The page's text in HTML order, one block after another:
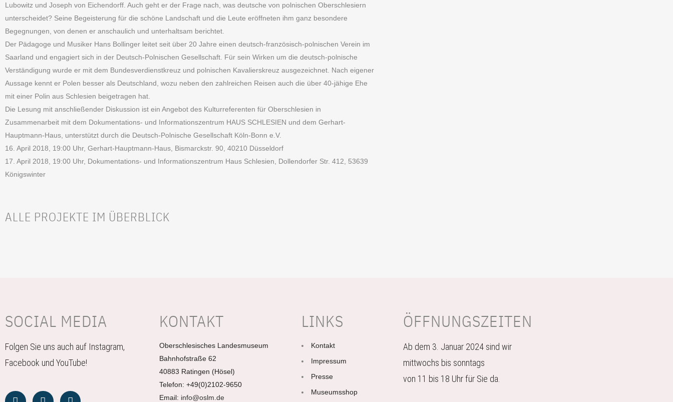
Lubowitz und Joseph von Eichendorff. Auch geht er der Frage nach, was deutsche von polnischen Oberschlesiern
unterscheidet? Seine Begeisterung für die schöne Landschaft und die Leute eröffneten ihm ganz besondere
Begegnungen, von denen er anschaulich und unterhaltsam berichtet.
Der Pädagoge und Musiker Hans Bollinger leitet seit über 20 Jahre einen deutsch-französisch-polnischen Verein im
Saarland und engagiert sich in der Deutsch-Polnischen Gesellschaft. Für sein Wirken um die deutsch-polnische
Verständigung wurde er mit dem Bundesverdienstkreuz und polnischen Kavalierskreuz ausgezeichnet. Nach eigener
Aussage kennt er Polen besser als Deutschland, wozu neben den zahlreichen Reisen auch die über 40-jähige Ehe
mit einer Polin aus Schlesien beigetragen hat.
Die Lesung mit anschließender Diskussion ist ein Angebot des Kulturreferenten für Oberschlesien in
Zusammenarbeit mit dem Dokumentations- und Informationszentrum HAUS SCHLESIEN und dem Gerhart-
Hauptmann-Haus, unterstützt durch die Deutsch-Polnische Gesellschaft Köln-Bonn e.V.
16. April 2018, 19:00 Uhr, Gerhart-Hauptmann-Haus, Bismarckstr. 90, 40210 Düsseldorf
17. April 2018, 19:00 Uhr, Dokumentations- und Informationszentrum Haus Schlesien, Dollendorfer Str. 412, 53639
Königswinter
ALLE PROJEKTE IM ÜBERBLICK
SOCIAL MEDIA
Folgen Sie uns auch auf Instagram,
Facebook und YouTube!
KONTAKT
Oberschlesisches Landesmuseum
Bahnhofstraße 62
40883 Ratingen (Hösel)
Telefon: +49(0)2102-9650
Email: info@oslm.de
LINKS
Kontakt
Impressum
Presse
Museumsshop
ÖFFNUNGSZEITEN
Ab dem 3. Januar 2024 sind wir
mittwochs bis sonntags
von 11 bis 18 Uhr für Sie da.